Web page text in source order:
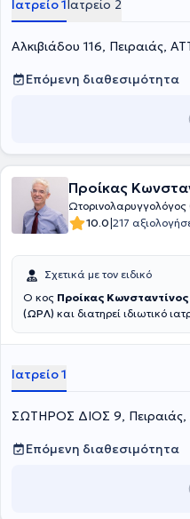
συνέδρια της ειδικότητάς του
Ιατρείο 1 Ιατρείο 2
Αλκιβιάδου 116, Πειραιάς,
Επόμενη διαθεσιμότητα
Προίκας
10.0|217
Σχετικά με τον ειδικό
Ο κος Προίκας Κωνσταντίνος
(ΩΡΛ) και διατηρεί ιδιωτικό
HNO UNI KLINIK
Ελλάδα, κατέλαβε θέση Επιμελητού στο Εθνικό Σύστημα
ΕΣΥ. Ολοκλήρωσε την
στο Πανεπιστημιακό Γενικό Νοσοκομείο "ΑΤΤΙΚΟΝ". Η γνώση και
εμπειρία που απέκτησε στα
δυνατότητα να ασχολείται με
περιστατικά.
Ιατρείο 1
ΣΩΤΗΡΟΣ ΔΙΟΣ 9, Πειραιάς,
Επόμενη διαθεσιμότητα